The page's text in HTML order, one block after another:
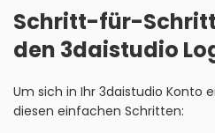
Schritt-für-
den 3daistudio
Um sich in Ihr 3daistudio Konto
diesen einfachen Schritten: